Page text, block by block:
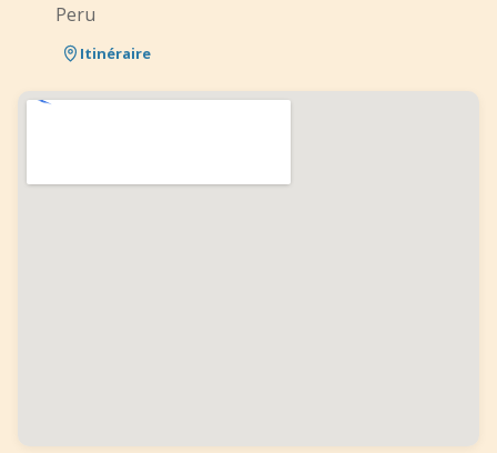
Peru
Itinéraire